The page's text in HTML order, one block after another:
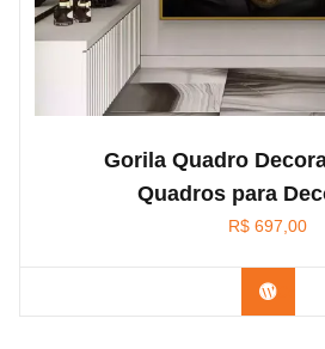
Gorila Quadro
Quadros para
R$ 697,00